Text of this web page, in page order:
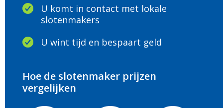
U komt in contact met lokale
slotenmakers
U wint tijd en bespaart geld
Hoe de slotenmaker prijzen
vergelijken